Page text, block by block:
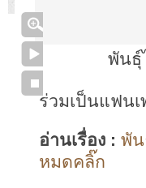
พันธุ์
ร่วมเป็นแฟนเ
อ่านเรื่อง : พัน
หมดคลิ๊ก